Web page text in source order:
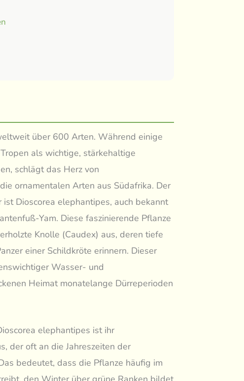
über 600 Arten. Während einige
als wichtige, stärkehaltige
schlägt das Herz von
ornamentalen Arten aus Südafrika. Der
Dioscorea elephantipes, auch bekannt
Yam. Diese faszinierende Pflanze
Knolle (Caudex) aus, deren tiefe
einer Schildkröte erinnern. Dieser
Wasser- und
Heimat monatelange Dürreperioden
elephantipes ist ihr
der oft an die Jahreszeiten der
bedeutet, dass die Pflanze häufig im